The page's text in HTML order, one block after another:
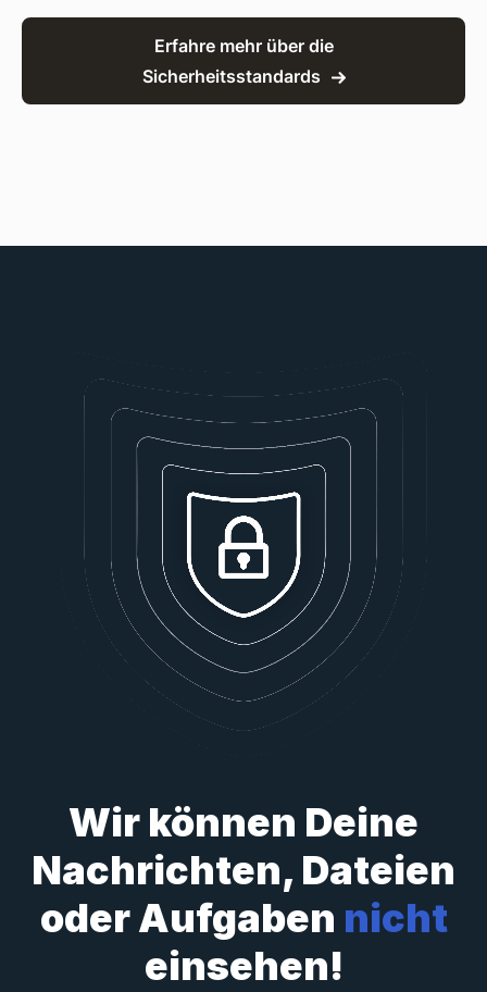
Erfahre mehr über die
Sicherheitsstandards
Wir können Deine
Nachrichten, Dateien
oder Aufgaben nicht
einsehen!